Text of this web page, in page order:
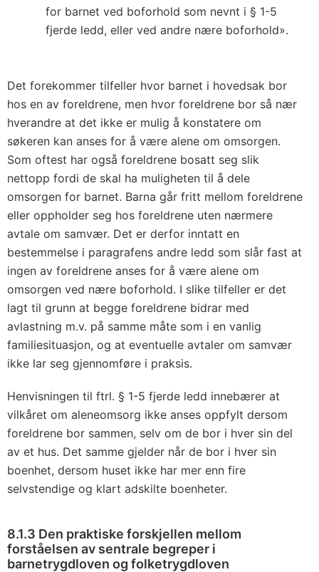
for barnet ved boforhold som nevnt i § 1-5
fjerde ledd, eller ved andre nære boforhold».
Det forekommer tilfeller hvor barnet i hovedsak bor
hos en av foreldrene, men hvor foreldrene bor så nær
hverandre at det ikke er mulig å konstatere om
søkeren kan anses for å være alene om omsorgen.
Som oftest har også foreldrene bosatt seg slik
nettopp fordi de skal ha muligheten til å dele
omsorgen for barnet. Barna går fritt mellom foreldrene
eller oppholder seg hos foreldrene uten nærmere
avtale om samvær. Det er derfor inntatt en
bestemmelse i paragrafens andre ledd som slår fast at
ingen av foreldrene anses for å være alene om
omsorgen ved nære boforhold. I slike tilfeller er det
lagt til grunn at begge foreldrene bidrar med
avlastning m.v. på samme måte som i en vanlig
familiesituasjon, og at eventuelle avtaler om samvær
ikke lar seg gjennomføre i praksis.
Henvisningen til ftrl. § 1-5 fjerde ledd innebærer at
vilkåret om aleneomsorg ikke anses oppfylt dersom
foreldrene bor sammen, selv om de bor i hver sin del
av et hus. Det samme gjelder når de bor i hver sin
boenhet, dersom huset ikke har mer enn fire
selvstendige og klart adskilte boenheter.
8.1.3 Den praktiske forskjellen mellom
forståelsen av sentrale begreper i
barnetrygdloven og folketrygdloven